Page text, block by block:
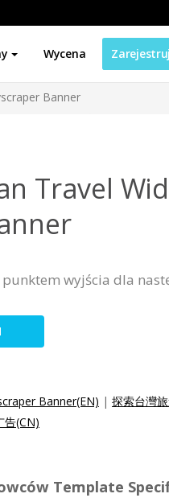
Wycena
Banner
Travel
wyjścia dla
Banner(EN) | 探索台灣
告(CN)
Template